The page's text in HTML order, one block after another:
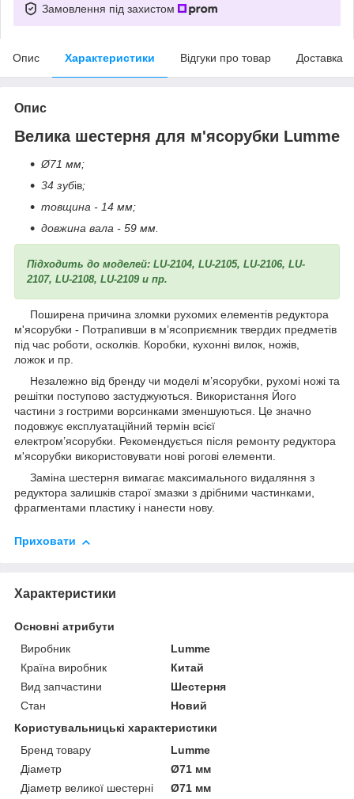
Замовлення під захистом
Опис Характеристики Відгуки про товар Доставка
Опис
Велика шестерня для м'ясорубки Lumme
Ø71 мм;
34 зубів;
товщина - 14 мм;
довжина вала - 59 мм.
Підходить до моделей: LU-2104, LU-2105, LU-2106, LU-
2107, LU-2108, LU-2109и пр.
Поширена причина зломки рухомих елементів редуктора
м'ясорубки - Потрапивши в м’ясоприємник твердих предметів
під час роботи, осколків. Коробки, кухонні вилок, ножів,
ложок и пр.
Незалежно від бренду чи моделі м’ясорубки, рухомі ножі та
решітки поступово застуджуються. Використання Його
частини з гострими ворсинками зменшуються. Це значно
подовжує експлуатаційний термін всієї
електром’ясорубки. Рекомендується після ремонту редуктора
м'ясорубки використовувати нові рогові елементи.
Заміна шестерня вимагає максимального видаляння з
редуктора залишків старої змазки з дрібними частинками,
фрагментами пластику і нанести нову.
Приховати
Характеристики
Основні атрибути
Виробник
Lumme
Країна виробник
Китай
Вид запчастини
Шестерня
Стан
Новий
Користувальницькі характеристики
Бренд товару
Lumme
Діаметр
Ø71 мм
Діаметр великої шестерні
Ø71 мм